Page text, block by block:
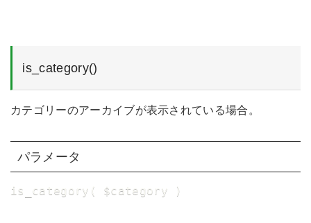
is_category()
カテゴリーのアーカイブが表示されている場合。
パラメータ
is_category( $category )